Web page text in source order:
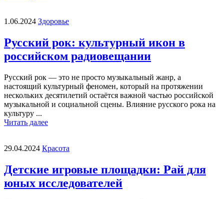
1.06.2024 Здоровье
Русский рок: культурный икон в
российском радиовещании
Русский рок — это не просто музыкальный жанр, а
настоящий культурный феномен, который на протяжении
нескольких десятилетий остаётся важной частью российской
музыкальной и социальной сцены. Влияние русского рока на
культуру ...
Читать далее
29.04.2024 Красота
Детские игровые площадки: Рай для
юных исследователей